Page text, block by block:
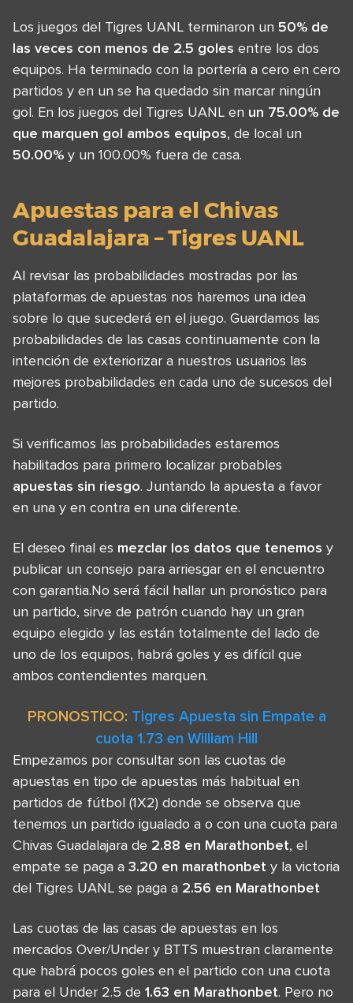
Los juegos del Tigres UANL terminaron un 50% de
las veces con menos de 2.5 goles entre los dos
equipos. Ha terminado con la portería a cero en cero
partidos y en un se ha quedado sin marcar ningún
gol. En los juegos del Tigres UANL en un 75.00% de
que marquen gol ambos equipos, de local un
50.00% y un 100.00% fuera de casa.
Apuestas para el Chivas
Guadalajara – Tigres UANL
Al revisar las probabilidades mostradas por las
plataformas de apuestas nos haremos una idea
sobre lo que sucederá en el juego. Guardamos las
probabilidades de las casas continuamente con la
intención de exteriorizar a nuestros usuarios las
mejores probabilidades en cada uno de sucesos del
partido.
Si verificamos las probabilidades estaremos
habilitados para primero localizar probables
apuestas sin riesgo. Juntando la apuesta a favor
en una y en contra en una diferente.
El deseo final es mezclar los datos que tenemos y
publicar un consejo para arriesgar en el encuentro
con garantia.No será fácil hallar un pronóstico para
un partido, sirve de patrón cuando hay un gran
equipo elegido y las están totalmente del lado de
uno de los equipos, habrá goles y es difícil que
ambos contendientes marquen.
PRONOSTICO: Tigres Apuesta sin Empate a
cuota 1.73 en William Hill
Empezamos por consultar son las cuotas de
apuestas en tipo de apuestas más habitual en
partidos de fútbol (1X2) donde se observa que
tenemos un partido igualado a o con una cuota para
Chivas Guadalajara de 2.88 en Marathonbet, el
empate se paga a 3.20 en marathonbet y la victoria
del Tigres UANL se paga a 2.56 en Marathonbet
Las cuotas de las casas de apuestas en los
mercados Over/Under y BTTS muestran claramente
que habrá pocos goles en el partido con una cuota
para el Under 2.5 de 1.63 en Marathonbet. Pero no